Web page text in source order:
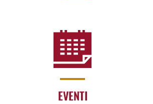
EVENTI